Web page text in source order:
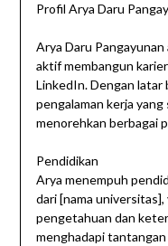
Profil Arya Daru
Arya Daru
aktif membangun
LinkedIn. Dengan latar
pengalaman kerja
menorehkan berbagai
Pendidikan
Arya menempuh
dari [nama
pengetahuan dan
menghadapi